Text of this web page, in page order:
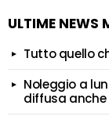
ULTIME NEWS
Tutto quello
Noleggio a
diffusa anche